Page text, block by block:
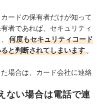
ードの保有者だけが知って
者であれば、セキュリティ
何度もセキュリティコード
と判断されてしまいます 。
場合は、カード会社に連絡
ない場合は電話で連